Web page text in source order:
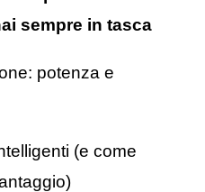
sempre in tasca
potenza e
(e come